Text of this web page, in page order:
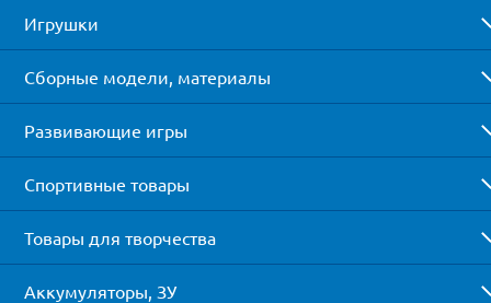
Игрушки
Сборные модели, материалы
Развивающие игры
Спортивные товары
Товары для творчества
Аккумуляторы, ЗУ